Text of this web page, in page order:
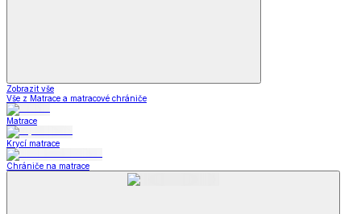
Zobrazit vše
Vše z Matrace a matracové chrániče
Matrace
Krycí matrace
Chrániče na matrace